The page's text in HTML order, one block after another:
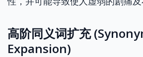
高阶同义词扩充
Expansion)